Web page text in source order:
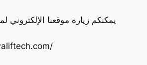
يمكنكم زيارة موقعنا الإلكتروني